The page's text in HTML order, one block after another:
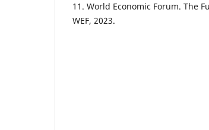
11. World Economic Forum. The
WEF, 2023.